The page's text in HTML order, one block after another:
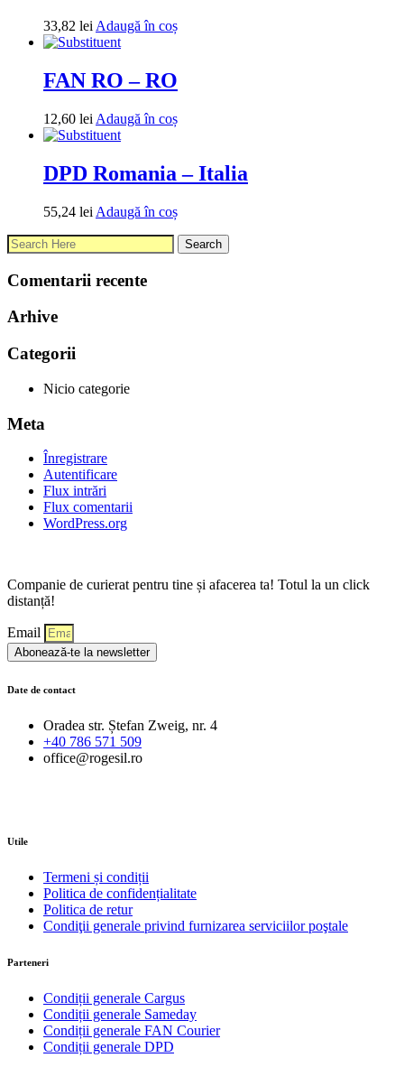
33,82 lei Adaugă în coș
FAN RO – RO
12,60 lei Adaugă în coș
DPD Romania – Italia
55,24 lei Adaugă în coș
Comentarii recente
Arhive
Categorii
Nicio categorie
Meta
Înregistrare
Autentificare
Flux intrări
Flux comentarii
WordPress.org
Companie de curierat pentru tine și afacerea ta! Totul la un click
distanță!
Email
Abonează-te la newsletter
Date de contact
Oradea str. Ștefan Zweig, nr. 4
+40 786 571 509
office@rogesil.ro
Utile
Termeni și condiții
Politica de confidențialitate
Politica de retur
Condiţii generale privind furnizarea serviciilor poştale
Parteneri
Condiții generale Cargus
Condiții generale Sameday
Condiții generale FAN Courier
Condiții generale DPD